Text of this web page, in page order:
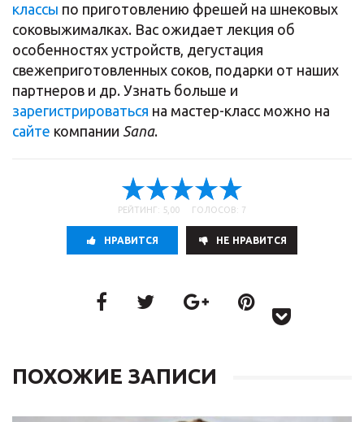
классы по приготовлению фрешей на шнековых
соковыжималках. Вас ожидает лекция об
особенностях устройств, дегустация
свежеприготовленных соков, подарки от наших
партнеров и др. Узнать больше и
зарегистрироваться на мастер-класс можно на
сайте компании Sana.
РЕЙТИНГ: 5,00 ГОЛОСОВ: 7
НРАВИТСЯ НE НРАВИТСЯ
ПОХОЖИЕ ЗАПИСИ